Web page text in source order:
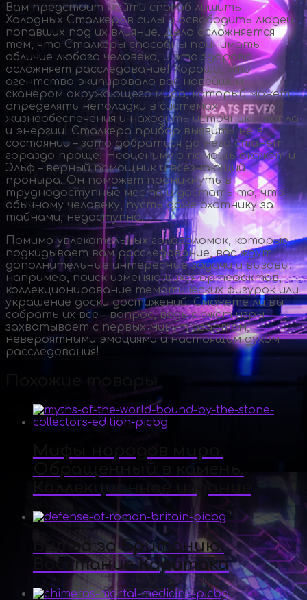
Вам предстоит найти способ лишить
Холодных Сталкеров силы и освободить людей,
попавших под их влияние. Дело осложняется
тем, что Сталкеры способны принимать
обличие любого человека, и это здорово
осложняет расследование! Хорошо, что
агентство экипировало вас новейшим
сканером окружающего мира, который может
определять неполадки в системах
жизнеобеспечения и находить источники тепла
и энергии! Сталкера прибор выявить не в
состоянии – зато добраться до него станет
гораздо проще! Неоценимую помощь окажет и
Эльф – верный помощник и всезнающий
проныра. Он поможет проникнуть в
труднодоступные места и достать то, что
обычному человеку, пусть даже охотнику за
тайнами, недоступно.
Помимо увлекательных головоломок, которые
подкидывает вам расследование, вас ждут
дополнительные интересные задачи и вызовы:
например, поиск изменяющихся артефактов,
коллекционирование тематических фигурок или
украшение доски достижений. Сможете ли вы
собрать их все – вопрос, ведь сюжет игры
захватывает с первых минут азартом,
невероятными эмоциями и настоящим духом
расследования!
Битва за Британию.
Восстание Каратака